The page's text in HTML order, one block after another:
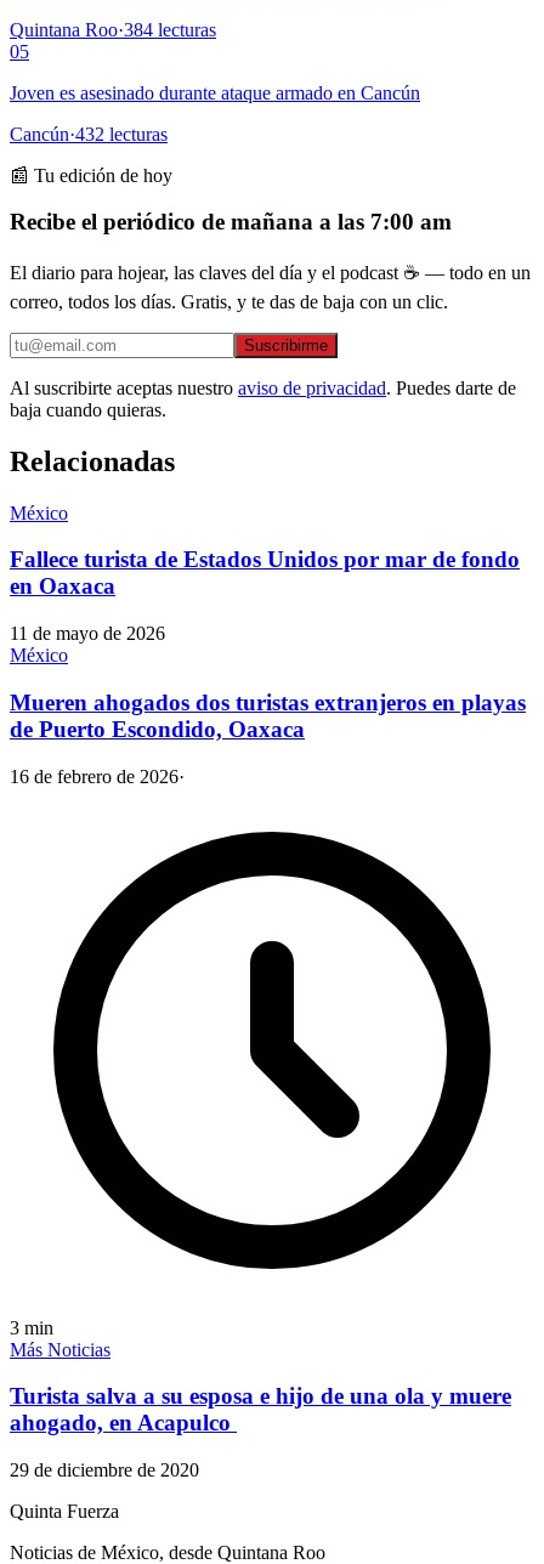
Quintana Roo·384 lecturas
05
Joven es asesinado durante ataque armado en Cancún
Cancún·432 lecturas
📰 Tu edición de hoy
Recibe el periódico de mañana a las 7:00 am
El diario para hojear, las claves del día y el podcast ☕ — todo en un
correo, todos los días. Gratis, y te das de baja con un clic.
Suscribirme
Al suscribirte aceptas nuestro aviso de privacidad. Puedes darte de
baja cuando quieras.
Relacionadas
México
Fallece turista de Estados Unidos por mar de fondo
en Oaxaca
11 de mayo de 2026
México
Mueren ahogados dos turistas extranjeros en playas
de Puerto Escondido, Oaxaca
16 de febrero de 2026·
3 min
Más Noticias
Turista salva a su esposa e hijo de una ola y muere
ahogado, en Acapulco
29 de diciembre de 2020
Quinta Fuerza
Noticias de México, desde Quintana Roo